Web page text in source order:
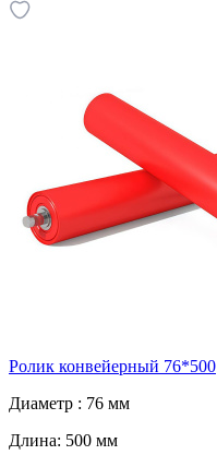
Ролик конвейерный 76*500
Диаметр : 76 мм
Длина: 500 мм